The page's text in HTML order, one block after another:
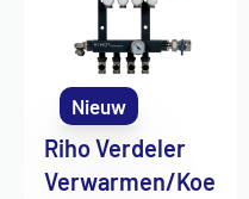
Nieuw
Riho Verdeler
Verwarmen/Koe